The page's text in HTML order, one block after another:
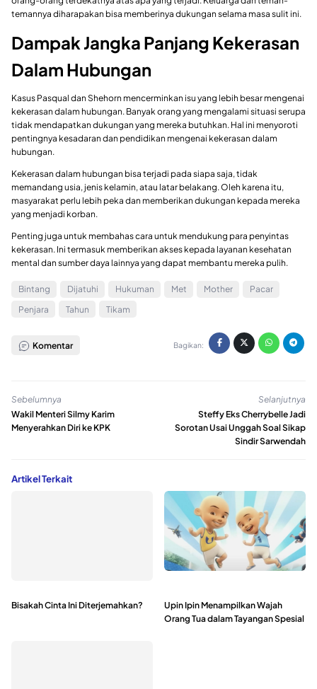
temannya diharapakan bisa memberinya dukungan selama masa sulit ini.
Dampak Jangka Panjang Kekerasan
Dalam Hubungan
Kasus Pasqual dan Shehorn mencerminkan isu yang lebih besar mengenai
kekerasan dalam hubungan. Banyak orang yang mengalami situasi serupa
tidak mendapatkan dukungan yang mereka butuhkan. Hal ini menyoroti
pentingnya kesadaran dan pendidikan mengenai kekerasan dalam
hubungan.
Kekerasan dalam hubungan bisa terjadi pada siapa saja, tidak
memandang usia, jenis kelamin, atau latar belakang. Oleh karena itu,
masyarakat perlu lebih peka dan memberikan dukungan kepada mereka
yang menjadi korban.
Penting juga untuk membahas cara untuk mendukung para penyintas
kekerasan. Ini termasuk memberikan akses kepada layanan kesehatan
mental dan sumber daya lainnya yang dapat membantu mereka pulih.
Bintang Dijatuhi Hukuman Met Mother
Pacar
Penjara
Tahun Tikam
Komentar Bagikan:
Sebelumnya
Wakil Menteri Silmy Karim
Menyerahkan Diri ke KPK
Selanjutnya
Steffy Eks Cherrybelle Jadi
Sorotan Usai Unggah Soal Sikap
Sindir Sarwendah
Artikel Terkait
Bisakah Cinta Ini Diterjemahkan?
Upin Ipin Menampilkan Wajah
Orang Tua dalam Tayangan Spesial